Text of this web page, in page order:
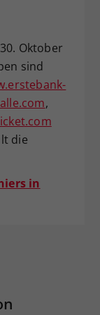
Oktober
sind
,
die
in